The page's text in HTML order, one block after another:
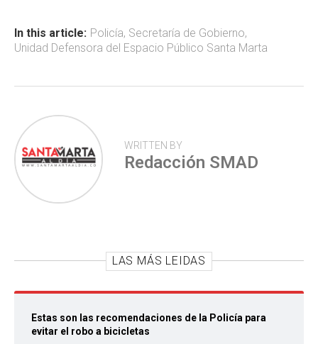
ok p
p
tir
In this article: Policía, Secretaría de Gobierno,
Unidad Defensora del Espacio Público Santa Marta
WRITTEN BY
Redacción SMAD
LAS MÁS LEIDAS
Estas son las recomendaciones de la Policía para
evitar el robo a bicicletas